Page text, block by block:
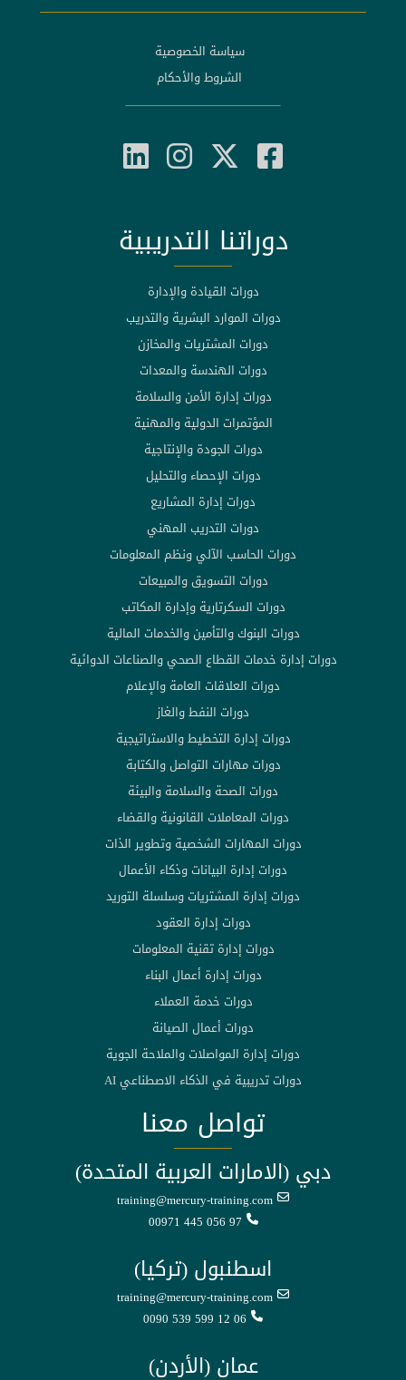
سياسة الخصوصية
الشروط والأحكام
دوراتنا التدريبية
دورات القيادة والإدارة
دورات الموارد البشرية والتدريب
دورات المشتريات والمخازن
دورات الهندسة والمعدات
دورات إدارة الأمن والسلامة
المؤتمرات الدولية والمهنية
دورات الجودة والإنتاجية
دورات الإحصاء والتحليل
دورات إدارة المشاريع
دورات التدريب المهني
دورات الحاسب الآلي ونظم المعلومات
دورات التسويق والمبيعات
دورات السكرتارية وإدارة المكاتب
دورات البنوك والتأمين والخدمات المالية
دورات إدارة خدمات القطاع الصحي والصناعات الدوائية
دورات العلاقات العامة والإعلام
دورات النفط والغاز
دورات إدارة التخطيط والاستراتيجية
دورات مهارات التواصل والكتابة
دورات الصحة والسلامة والبيئة
دورات المعاملات القانونية والقضاء
دورات المهارات الشخصية وتطوير الذات
دورات إدارة البيانات وذكاء الأعمال
دورات إدارة المشتريات وسلسلة التوريد
دورات إدارة العقود
دورات إدارة تقنية المعلومات
دورات إدارة أعمال البناء
دورات خدمة العملاء
دورات أعمال الصيانة
دورات إدارة المواصلات والملاحة الجوية
دورات تدريبية في الذكاء الاصطناعي AI
تواصل معنا
دبي (الامارات العربية المتحدة)
training@mercury-training.com
00971 445 056 97
اسطنبول (تركيا)
training@mercury-training.com
0090 539 599 12 06
عمان (الأردن)